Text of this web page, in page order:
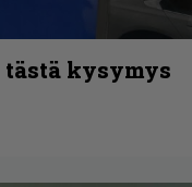
kysymys